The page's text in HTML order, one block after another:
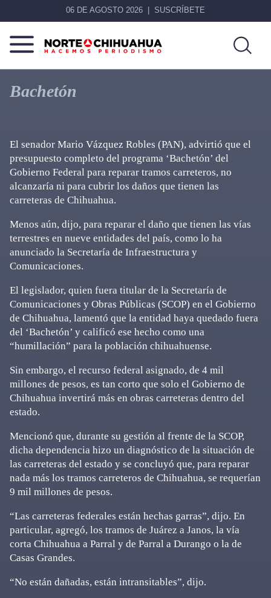
06 DE AGOSTO 2026 SUSCRÍBETE
Norte
De
Chihuahua
Más
que
noticias,
Bachetón
El senador Mario Vázquez Robles (PAN), advirtió que el
presupuesto completo del programa ‘Bachetón’ del
Gobierno Federal para reparar tramos carreteros, no
alcanzaría ni para cubrir los daños que tienen las
carreteras de Chihuahua.
Menos aún, dijo, para reparar el daño que tienen las vías
terrestres en nueve entidades del país, como lo ha
anunciado la Secretaría de Infraestructura y
Comunicaciones.
El legislador, quien fuera titular de la Secretaría de
Comunicaciones y Obras Públicas (SCOP) en el Gobierno
de Chihuahua, lamentó que la entidad haya quedado fuera
del ‘Bachetón’ y calificó ese hecho como una
“humillación” para la población chihuahuense.
Sin embargo, el recurso federal asignado, de 4 mil
millones de pesos, es tan corto que solo el Gobierno de
Chihuahua invertirá más en obras carreteras dentro del
estado.
Mencionó que, durante su gestión al frente de la SCOP,
dicha dependencia hizo un diagnóstico de la situación de
las carreteras del estado y se concluyó que, para reparar
nada más los tramos carreteros de Chihuahua, se requerían
9 mil millones de pesos.
“Las carreteras federales están hechas garras”, dijo. En
particular, agregó, los tramos de Juárez a Janos, la vía
corta Chihuahua a Parral y de Parral a Durango o la de
Casas Grandes.
“No están dañadas, están intransitables”, dijo.